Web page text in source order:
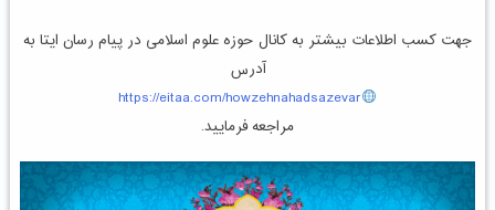
جهت کسب اطلاعات بیشتر به کانال حوزه علوم اسلامی در پیام رسان ایتا به
آدرس
https://eitaa.com/howzehnahadsazevar
مراجعه فرمایید.